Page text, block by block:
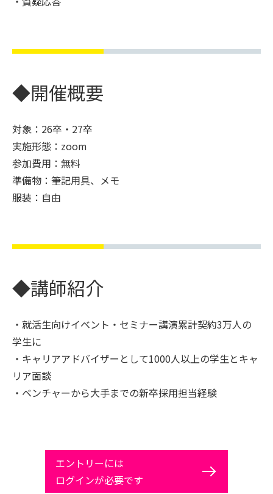
◆開催概要
対象：26卒・27卒
実施形態：zoom
参加費用：無料
準備物：筆記用具、メモ
服装：自由
◆講師紹介
・就活生向けイベント・セミナー講演累計契約3万人の
学生に
・キャリアアドバイザーとして1000人以上の学生とキャ
リア面談
・ベンチャーから大手までの新卒採用担当経験
エントリーには
ログインが必要です